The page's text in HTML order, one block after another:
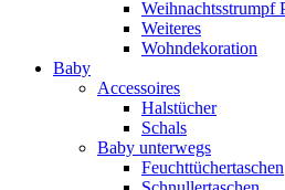
Weihnachtsstrumpf
Weiteres
Wohndekoration
Baby
Accessoires
Halstücher
Schals
Baby unterwegs
Feuchttüchertaschen